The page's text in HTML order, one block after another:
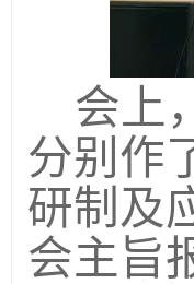
会上
分别作
研制及
会主旨